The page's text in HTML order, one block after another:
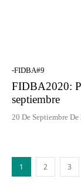
-FIDBA#9
FIDBA2020:
septiembre
20 De Septiembre De
1 2 3